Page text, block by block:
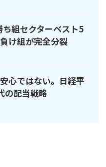
組セクターベスト5
け組が完全分裂
心ではない。日経平
の配当戦略